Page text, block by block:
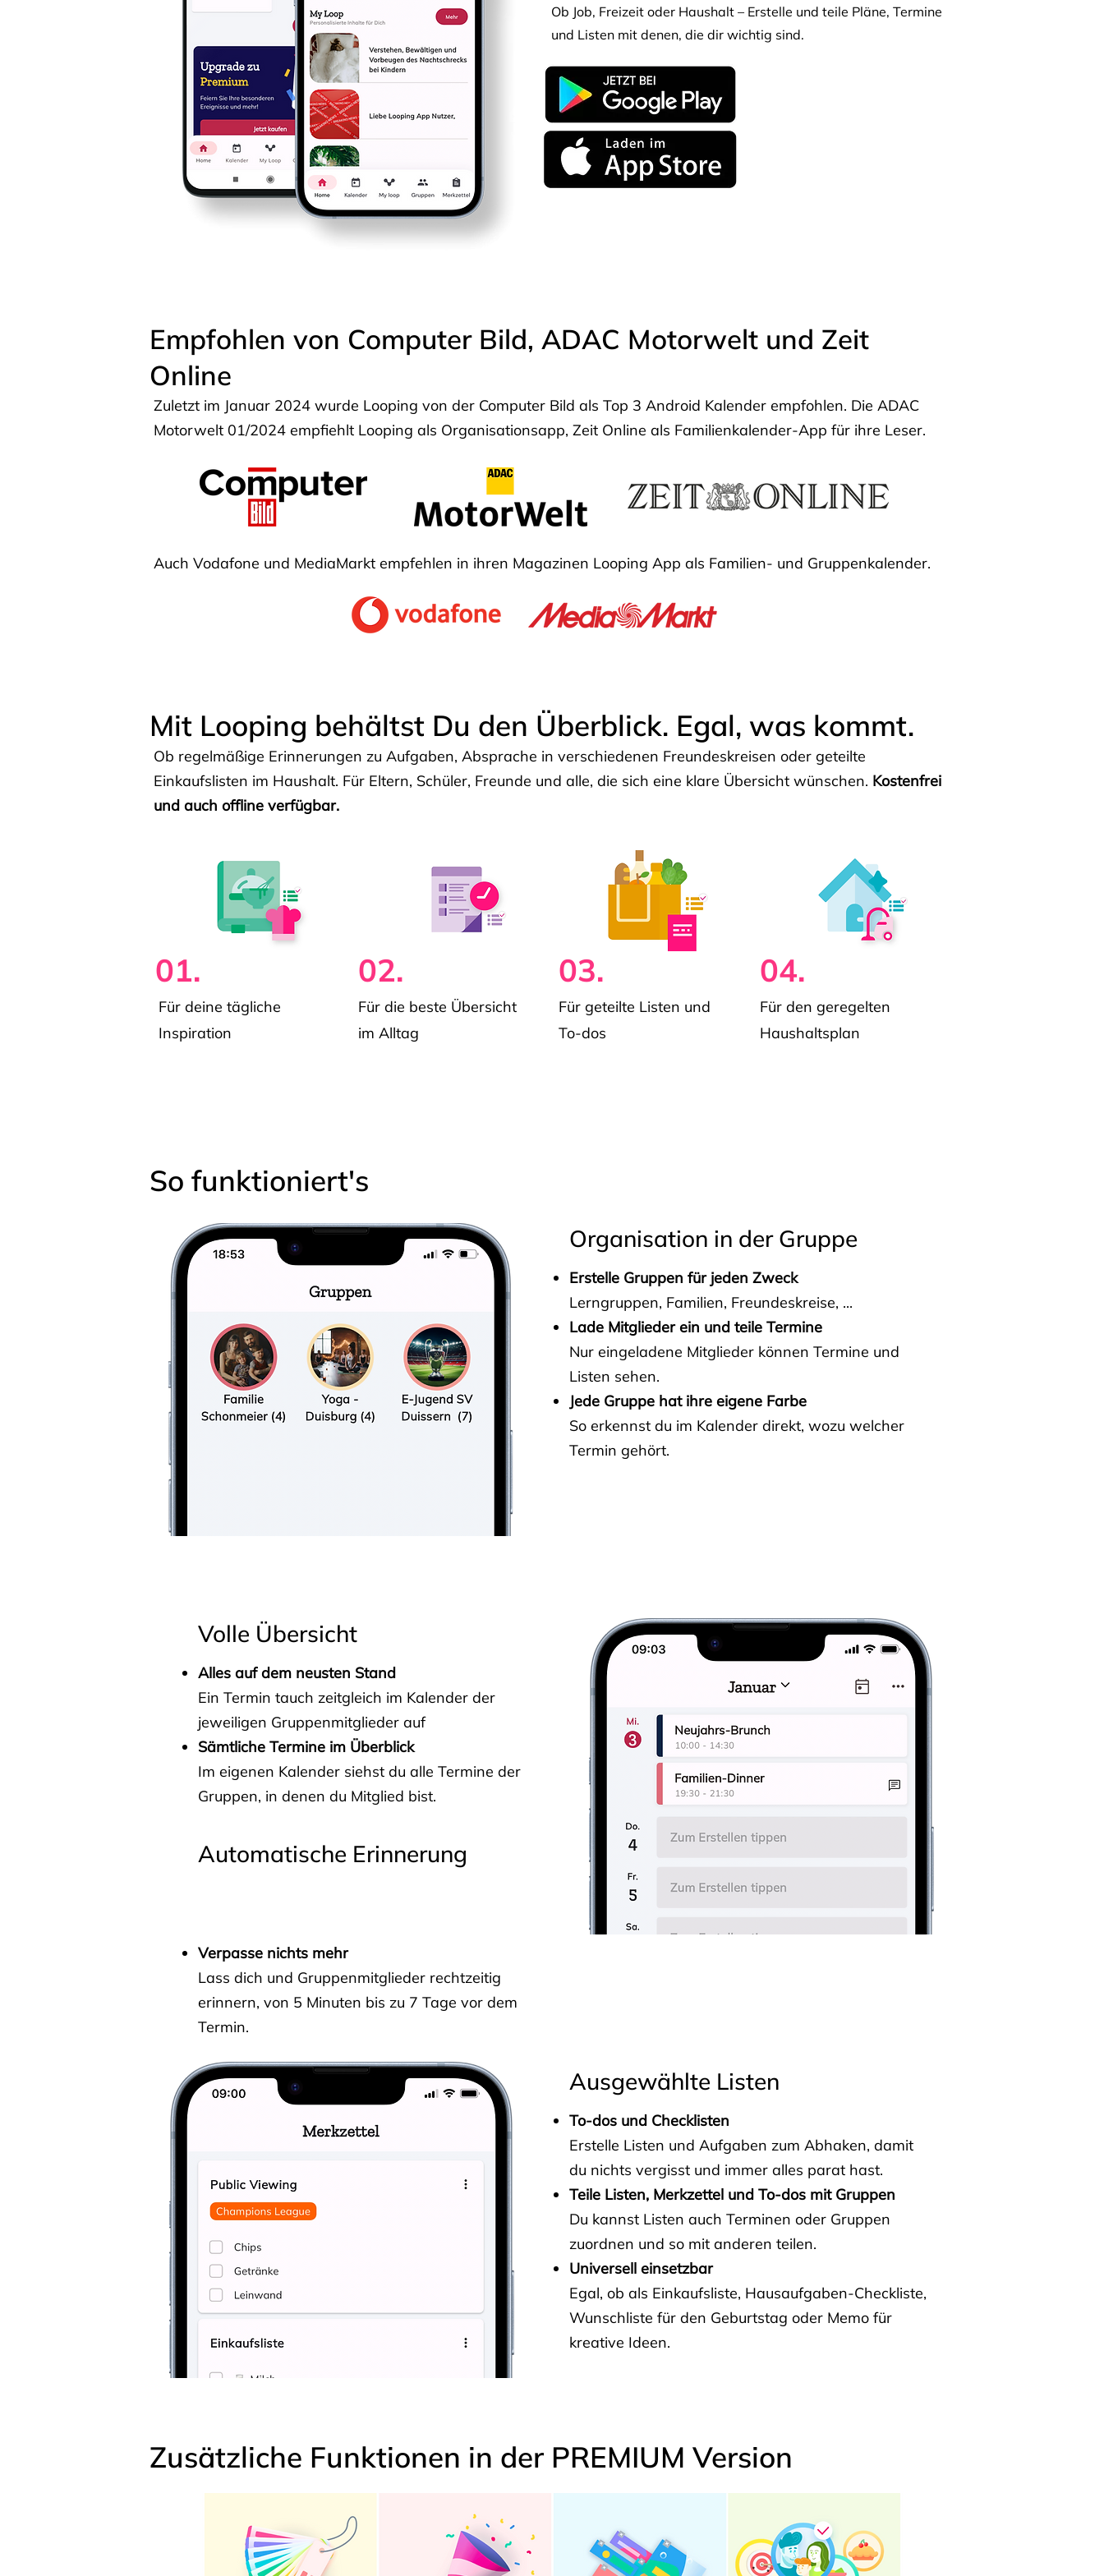
Ob Job, Freizeit oder Haushalt – Erstelle und teile Pläne, Termine
und Listen mit denen, die dir wichtig sind.
Empfohlen von Computer Bild, ADAC Motorwelt und Zeit
Online
Zuletzt im Januar 2024 wurde Looping von der Computer Bild als Top 3 Android Kalender empfohlen. Die ADAC
Motorwelt 01/2024 empfiehlt Looping als Organisationsapp, Zeit Online als Familienkalender-App für ihre Leser.
Auch Vodafone und MediaMarkt empfehlen in ihren Magazinen Looping App als Familien- und Gruppenkalender.
Mit Looping behältst Du den Überblick. Egal, was kommt.
Ob regelmäßige Erinnerungen zu Aufgaben, Absprache in verschiedenen Freundeskreisen oder geteilte
Einkaufslisten im Haushalt. Für Eltern, Schüler, Freunde und alle, die sich eine klare Übersicht wünschen. Kostenfrei
und auch offline verfügbar.
01.
Für deine tägliche
Inspiration
02.
Für die beste Übersicht
im Alltag
03.
Für geteilte Listen und
To-dos
04.
Für den geregelten
Haushaltsplan
So funktioniert's
Organisation in der Gruppe
Erstelle Gruppen für jeden Zweck
Lerngruppen, Familien, Freundeskreise, ...
Lade Mitglieder ein und teile Termine
Nur eingeladene Mitglieder können Termine und
Listen sehen.
Jede Gruppe hat ihre eigene Farbe
So erkennst du im Kalender direkt, wozu welcher
Termin gehört.
Volle Übersicht
Alles auf dem neusten Stand
Ein Termin tauch zeitgleich im Kalender der
jeweiligen Gruppenmitglieder auf
Sämtliche Termine im Überblick
Im eigenen Kalender siehst du alle Termine der
Gruppen, in denen du Mitglied bist.
Automatische Erinnerung
Verpasse nichts mehr
Lass dich und Gruppenmitglieder rechtzeitig
erinnern, von 5 Minuten bis zu 7 Tage vor dem
Termin.
Ausgewählte Listen
To-dos und Checklisten
Erstelle Listen und Aufgaben zum Abhaken, damit
du nichts vergisst und immer alles parat hast.
Teile Listen, Merkzettel und To-dos mit Gruppen
Du kannst Listen auch Terminen oder Gruppen
zuordnen und so mit anderen teilen.
Universell einsetzbar
Egal, ob als Einkaufsliste, Hausaufgaben-Checkliste,
Wunschliste für den Geburtstag oder Memo für
kreative Ideen.
Zusätzliche Funktionen in der PREMIUM Version